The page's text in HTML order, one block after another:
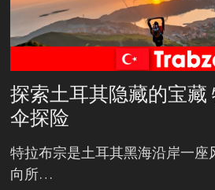
探索土耳其隐藏的宝藏
伞探险
特拉布宗是土耳其黑海沿岸一座
向所…